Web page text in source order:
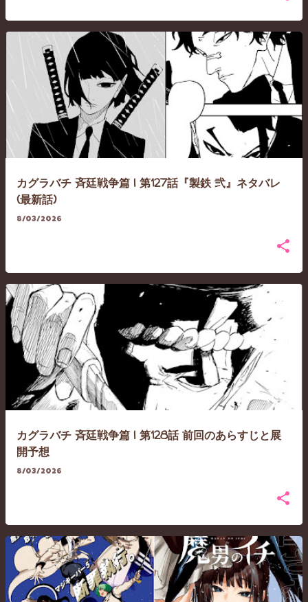
カグラバチ 斉廷戦争篇 | 第127話『製鉄 弐』ネタバレ
(最新話)
8/03/2026
カグラバチ 斉廷戦争篇 | 第128話 前回のあらすじと展
開予想
8/03/2026